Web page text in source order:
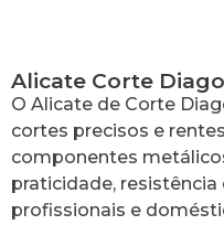
Alicate Corte
O Alicate de Corte
cortes precisos e
componentes
praticidade,
profissionais e